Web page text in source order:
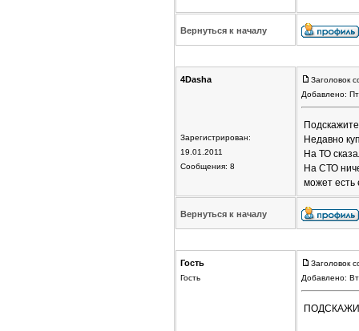
Вернуться к началу
4Dasha
Зарегистрирован:
19.01.2011
Сообщения: 8
Заголовок
Добавлено:
Недавно
На ТО
На СТО
может
Вернуться к началу
Гость
Гость
Заголовок
Добавлено: